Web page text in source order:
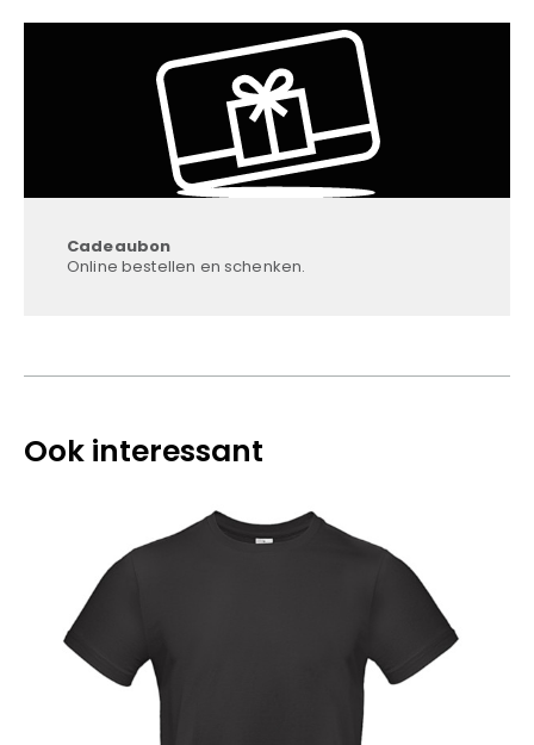
Cadeaubon
Online bestellen en schenken.
Ook interessant